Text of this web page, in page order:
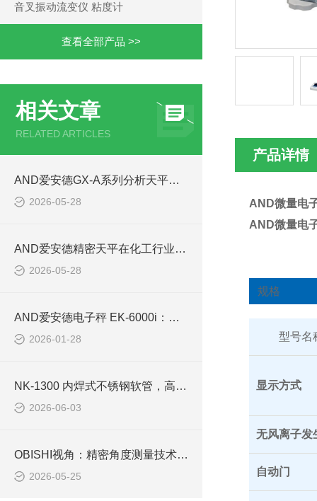
音叉振动流变仪 粘度计
查看全部产品 >>
相关文章
RELATED ARTICLES
AND爱安德GX-A系列分析天平的技术特点与选型指南【池田屋商社】
2026-05-28
AND爱安德精密天平在化工行业称重应用解析【池田屋商社】
2026-05-28
AND爱安德电子秤 EK-6000i：高精度与多功能集成的台式称重解决方案
2026-01-28
NK-1300 内焊式不锈钢软管，高温化工管路零泄漏解决方案
2026-06-03
OBISHI视角：精密角度测量技术的最新发展趋势
2026-05-25
产品详情
AND微量电
AND微量电
规格
型号名
显示方式
无风离子发
自动门